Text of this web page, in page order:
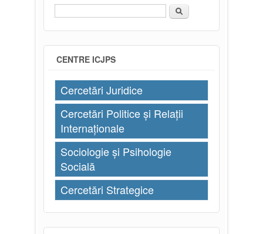
Formular de căutare
Căutare
CENTRE ICJPS
Cercetări Juridice
Cercetări Politice și Relații
Internaționale
Sociologie și Psihologie
Socială
Cercetări Strategice